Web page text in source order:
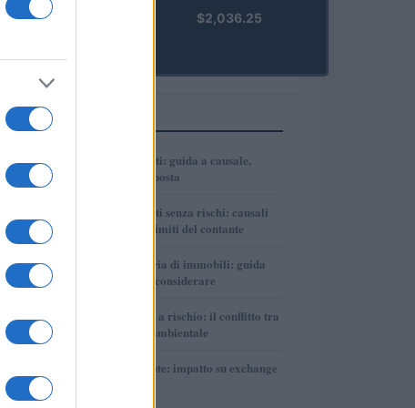
PRIME)
$2,036.25
PIÙ LETTI
1
Bonifici tra parenti: guida a causale,
tracciabilità e imposta
2
Bonifici tra parenti senza rischi: causali
corrette, prove e limiti del contante
3
Divisione ereditaria di immobili: guida
pratica e costi da considerare
4
Autonomia Sarda a rischio: il conflitto tra
sviluppo e tutela ambientale
5
DAC8 e criptovalute: impatto su exchange